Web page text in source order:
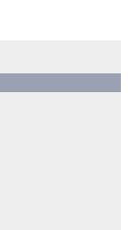
车交互，智能车